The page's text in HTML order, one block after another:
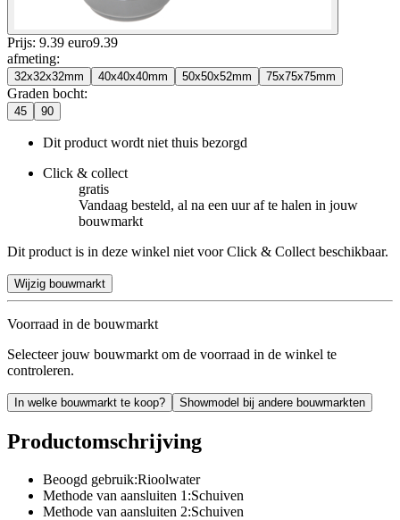
Prijs: 9.39 euro9.39
afmeting:
32x32x32mm 40x40x40mm 50x50x52mm 75x75x75mm
Graden bocht:
45 90
Dit product wordt niet thuis bezorgd
Click & collect
gratis
Vandaag besteld, al na een uur af te halen in jouw
bouwmarkt
Dit product is in deze winkel niet voor Click & Collect beschikbaar.
Wijzig bouwmarkt
Voorraad in de bouwmarkt
Selecteer jouw bouwmarkt om de voorraad in de winkel te
controleren.
In welke bouwmarkt te koop? Showmodel bij andere bouwmarkten
Productomschrijving
Beoogd gebruik:Rioolwater
Methode van aansluiten 1:Schuiven
Methode van aansluiten 2:Schuiven